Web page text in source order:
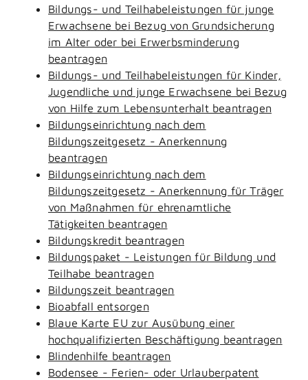
Bildungs- und Teilhabeleistungen für junge
Erwachsene bei Bezug von Grundsicherung
im Alter oder bei Erwerbsminderung
beantragen
Bildungs- und Teilhabeleistungen für Kinder,
Jugendliche und junge Erwachsene bei Bezug
von Hilfe zum Lebensunterhalt beantragen
Bildungseinrichtung nach dem
Bildungszeitgesetz - Anerkennung
beantragen
Bildungseinrichtung nach dem
Bildungszeitgesetz - Anerkennung für Träger
von Maßnahmen für ehrenamtliche
Tätigkeiten beantragen
Bildungskredit beantragen
Bildungspaket - Leistungen für Bildung und
Teilhabe beantragen
Bildungszeit beantragen
Bioabfall entsorgen
Blaue Karte EU zur Ausübung einer
hochqualifizierten Beschäftigung beantragen
Blindenhilfe beantragen
Bodensee - Ferien- oder Urlauberpatent